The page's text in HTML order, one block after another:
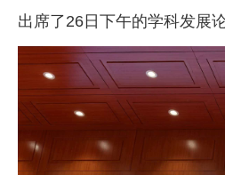
出席了26日下午的学科发展